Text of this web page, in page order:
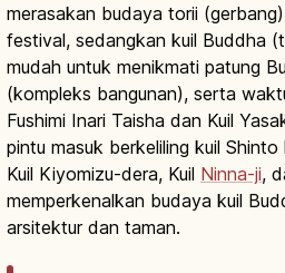
merasakan budaya torii
festival, sedangkan kuil Buddha
mudah untuk menikmati patung
(kompleks bangunan), serta
Fushimi Inari Taisha dan Kuil
pintu masuk berkeliling kuil
Kuil Kiyomizu-dera, Kuil Ninna-ji,
memperkenalkan budaya kuil
arsitektur dan taman.